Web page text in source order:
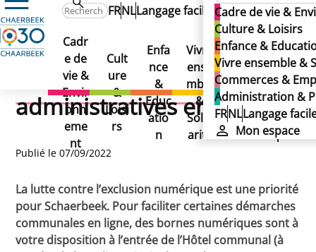
Cadre de vie &
Culture & Loisirs
Enfance &
Vivre ensemble &
Commerces &
Administration &
FRNLLangage
Mon espace
FRNLLangage facile
Mon espace
Cadr
e de
vie &
Envir
onn
eme
nt
Cult
ure
&
Loisi
rs
Enfa
nce
&
Educ
atio
n
Vivre
ense
mble
&
Solid
arité
Com
mer
ces
&
Empl
oi
Adm
inist
ratio
n &
Politi
que
Des bornes pour faciliter les démarches
Des bornes pour faciliter
les démarches
administratives en ligne
Des bornes pour faciliter
les démarches
administratives en ligne
Publié le 07/09/2022
La lutte contre l’exclusion numérique est une priorité
pour Schaerbeek. Pour faciliter certaines démarches
communales en ligne, des bornes numériques sont à
votre disposition à l’entrée de l’Hôtel communal (à